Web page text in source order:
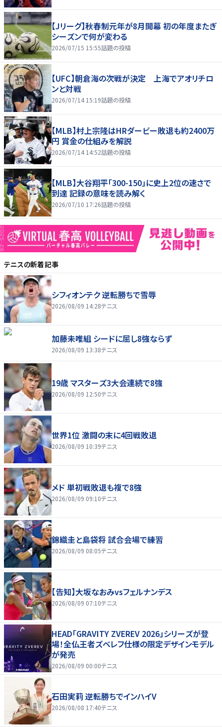
【Jリーグ】秋春制元年が8月開幕 初の年度またぎ
シーズンで何が変わる
2026/07/15 15:55話題の投稿
【UFC】朝倉海の次戦が決定 上海でアオリチロ
ンと対戦
2026/07/14 15:19話題の投稿
【MLB】村上宗隆はHRダービー敗退も約2400万
円 賞金の仕組みを解説
2026/07/14 14:52話題の投稿
【MLB】大谷翔平「300-150」に史上2位の速さで
到達 記録の意味を読み解く
2026/07/10 17:26話題の投稿
テニスの新着記事
シフィオンテク 逆転勝ちで雪辱
2026/08/09 14:28テニス
加藤未唯組 シードに屈し8強ならず
2026/08/09 13:38テニス
19歳 マスターズ3大会連続で8強
2026/08/09 12:50テニス
世界1位 激闘の末に4回戦敗退
2026/08/09 10:39テニス
メド 単初戦敗退も複で8強
2026/08/09 09:10テニス
錦織圭と島袋将 試合会場で練習
2026/08/09 08:05テニス
【告知】大坂なおみvsフェルナンデス
2026/08/09 07:10テニス
HEAD「GRAVITY ZVEREV 2026」シリーズが登
場！全仏王者ズベレフ仕様の限定デザインモデル
が発売
2026/08/09 00:00テニス
石田実莉 逆転勝ちでインハイV
2026/08/08 17:40テニス